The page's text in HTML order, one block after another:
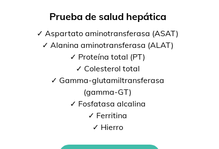
Prueba de salud hepática
✓ Aspartato aminotransferasa (ASAT)
✓ Alanina aminotransferasa (ALAT)
✓ Proteína total (PT)
✓ Colesterol total
✓ Gamma-glutamiltransferasa
(gamma-GT)
✓ Fosfatasa alcalina
✓ Ferritina
✓ Hierro